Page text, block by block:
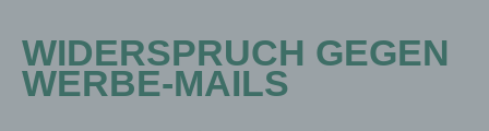
WIDERSPRUCH GEGEN
WERBE-MAILS
onen
dieser
Websit
e, die